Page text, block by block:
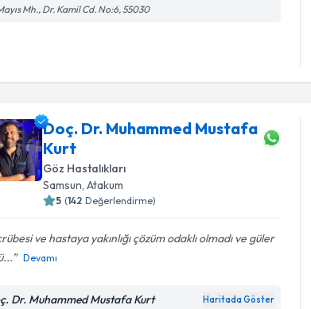
Mh., Dr. Kamil Cd. No:6, 55030
Doç. Dr. Muhammed Mustafa
Kurt
Göz Hastalıkları
Samsun , Atakum
5 (142 Değerlendirme)
ve hastaya yakınlığı çözüm odaklı olmadı ve güler
Devamı
Dr. Muhammed Mustafa Kurt Haritada Göster